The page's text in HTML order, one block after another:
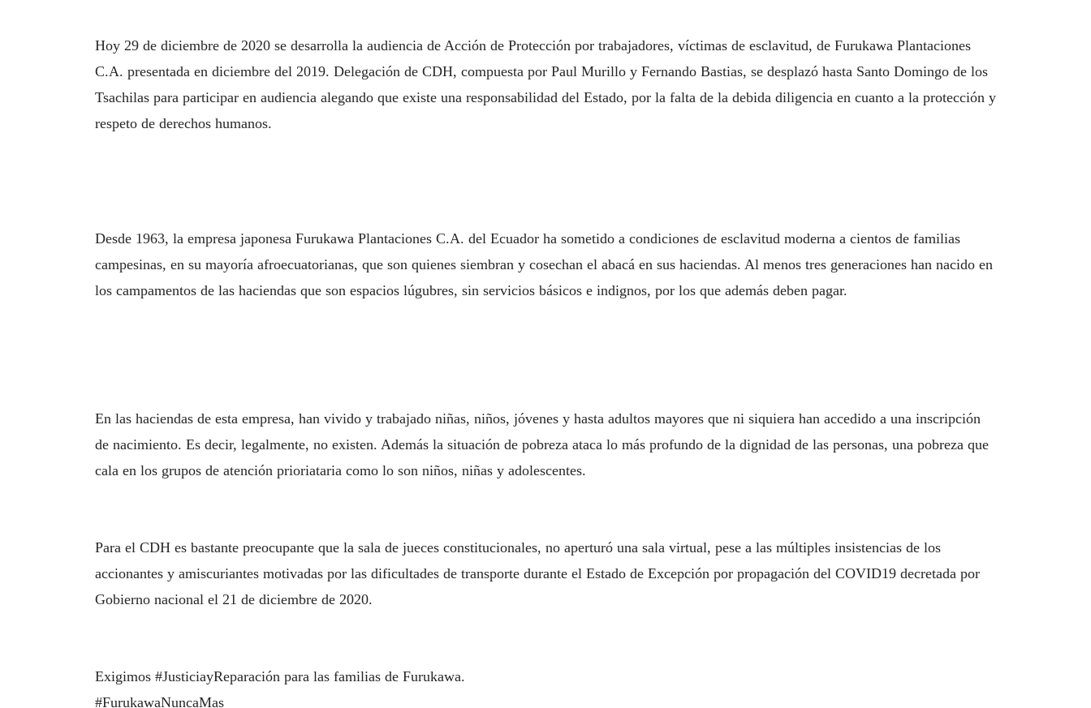
Hoy 29 de diciembre de 2020 se desarrolla la audiencia de Acción de Protección por trabajadores, víctimas de esclavitud, de Furukawa Plantaciones
C.A. presentada en diciembre del 2019. Delegación de CDH, compuesta por Paul Murillo y Fernando Bastias, se desplazó hasta Santo Domingo de los
Tsachilas para participar en audiencia alegando que existe una responsabilidad del Estado, por la falta de la debida diligencia en cuanto a la protección y
respeto de derechos humanos.
​Desde 1963, la empresa japonesa Furukawa Plantaciones C.A. del Ecuador ha sometido a condiciones de esclavitud moderna a cientos de familias
campesinas, en su mayoría afroecuatorianas, que son quienes siembran y cosechan el abacá en sus haciendas. Al menos tres generaciones han nacido en
los campamentos de las haciendas que son espacios lúgubres, sin servicios básicos e indignos, por los que además deben pagar.
En las haciendas de esta empresa, han vivido y trabajado niñas, niños, jóvenes y hasta adultos mayores que ni siquiera han accedido a una inscripción
de nacimiento. Es decir, legalmente, no existen. Además la situación de pobreza ataca lo más profundo de la dignidad de las personas, una pobreza que
cala en los grupos de atención prioriataria como lo son niños, niñas y adolescentes.
Para el CDH es bastante preocupante que la sala de jueces constitucionales, no aperturó una sala virtual, pese a las múltiples insistencias de los
accionantes y amiscuriantes motivadas por las dificultades de transporte durante el Estado de Excepción por propagación del COVID19 decretada por
Gobierno nacional el 21 de diciembre de 2020.
Exigimos #JusticiayReparación para las familias de Furukawa.
#FurukawaNuncaMas